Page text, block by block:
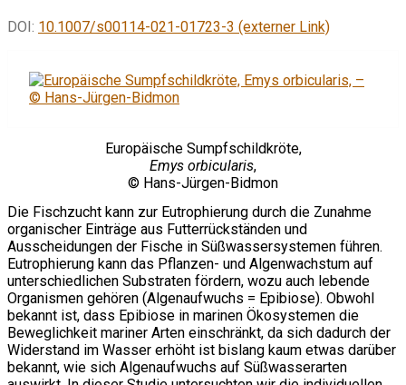
DOI: 10.1007/s00114-021-01723-3 (externer Link)
Europäische Sumpfschildkröte,
Emys orbicularis,
© Hans-Jürgen-Bidmon
Die Fischzucht kann zur Eutrophierung durch die Zunahme
organischer Einträge aus Futterrückständen und
Ausscheidungen der Fische in Süßwassersystemen führen.
Eutrophierung kann das Pflanzen- und Algenwachstum auf
unterschiedlichen Substraten fördern, wozu auch lebende
Organismen gehören (Algenaufwuchs = Epibiose). Obwohl
bekannt ist, dass Epibiose in marinen Ökosystemen die
Beweglichkeit mariner Arten einschränkt, da sich dadurch der
Widerstand im Wasser erhöht ist bislang kaum etwas darüber
bekannt, wie sich Algenaufwuchs auf Süßwasserarten